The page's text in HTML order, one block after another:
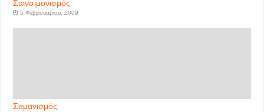
Σαινσιμονισμός
5 Φεβρουαρίου, 2009
Σαμανισμός